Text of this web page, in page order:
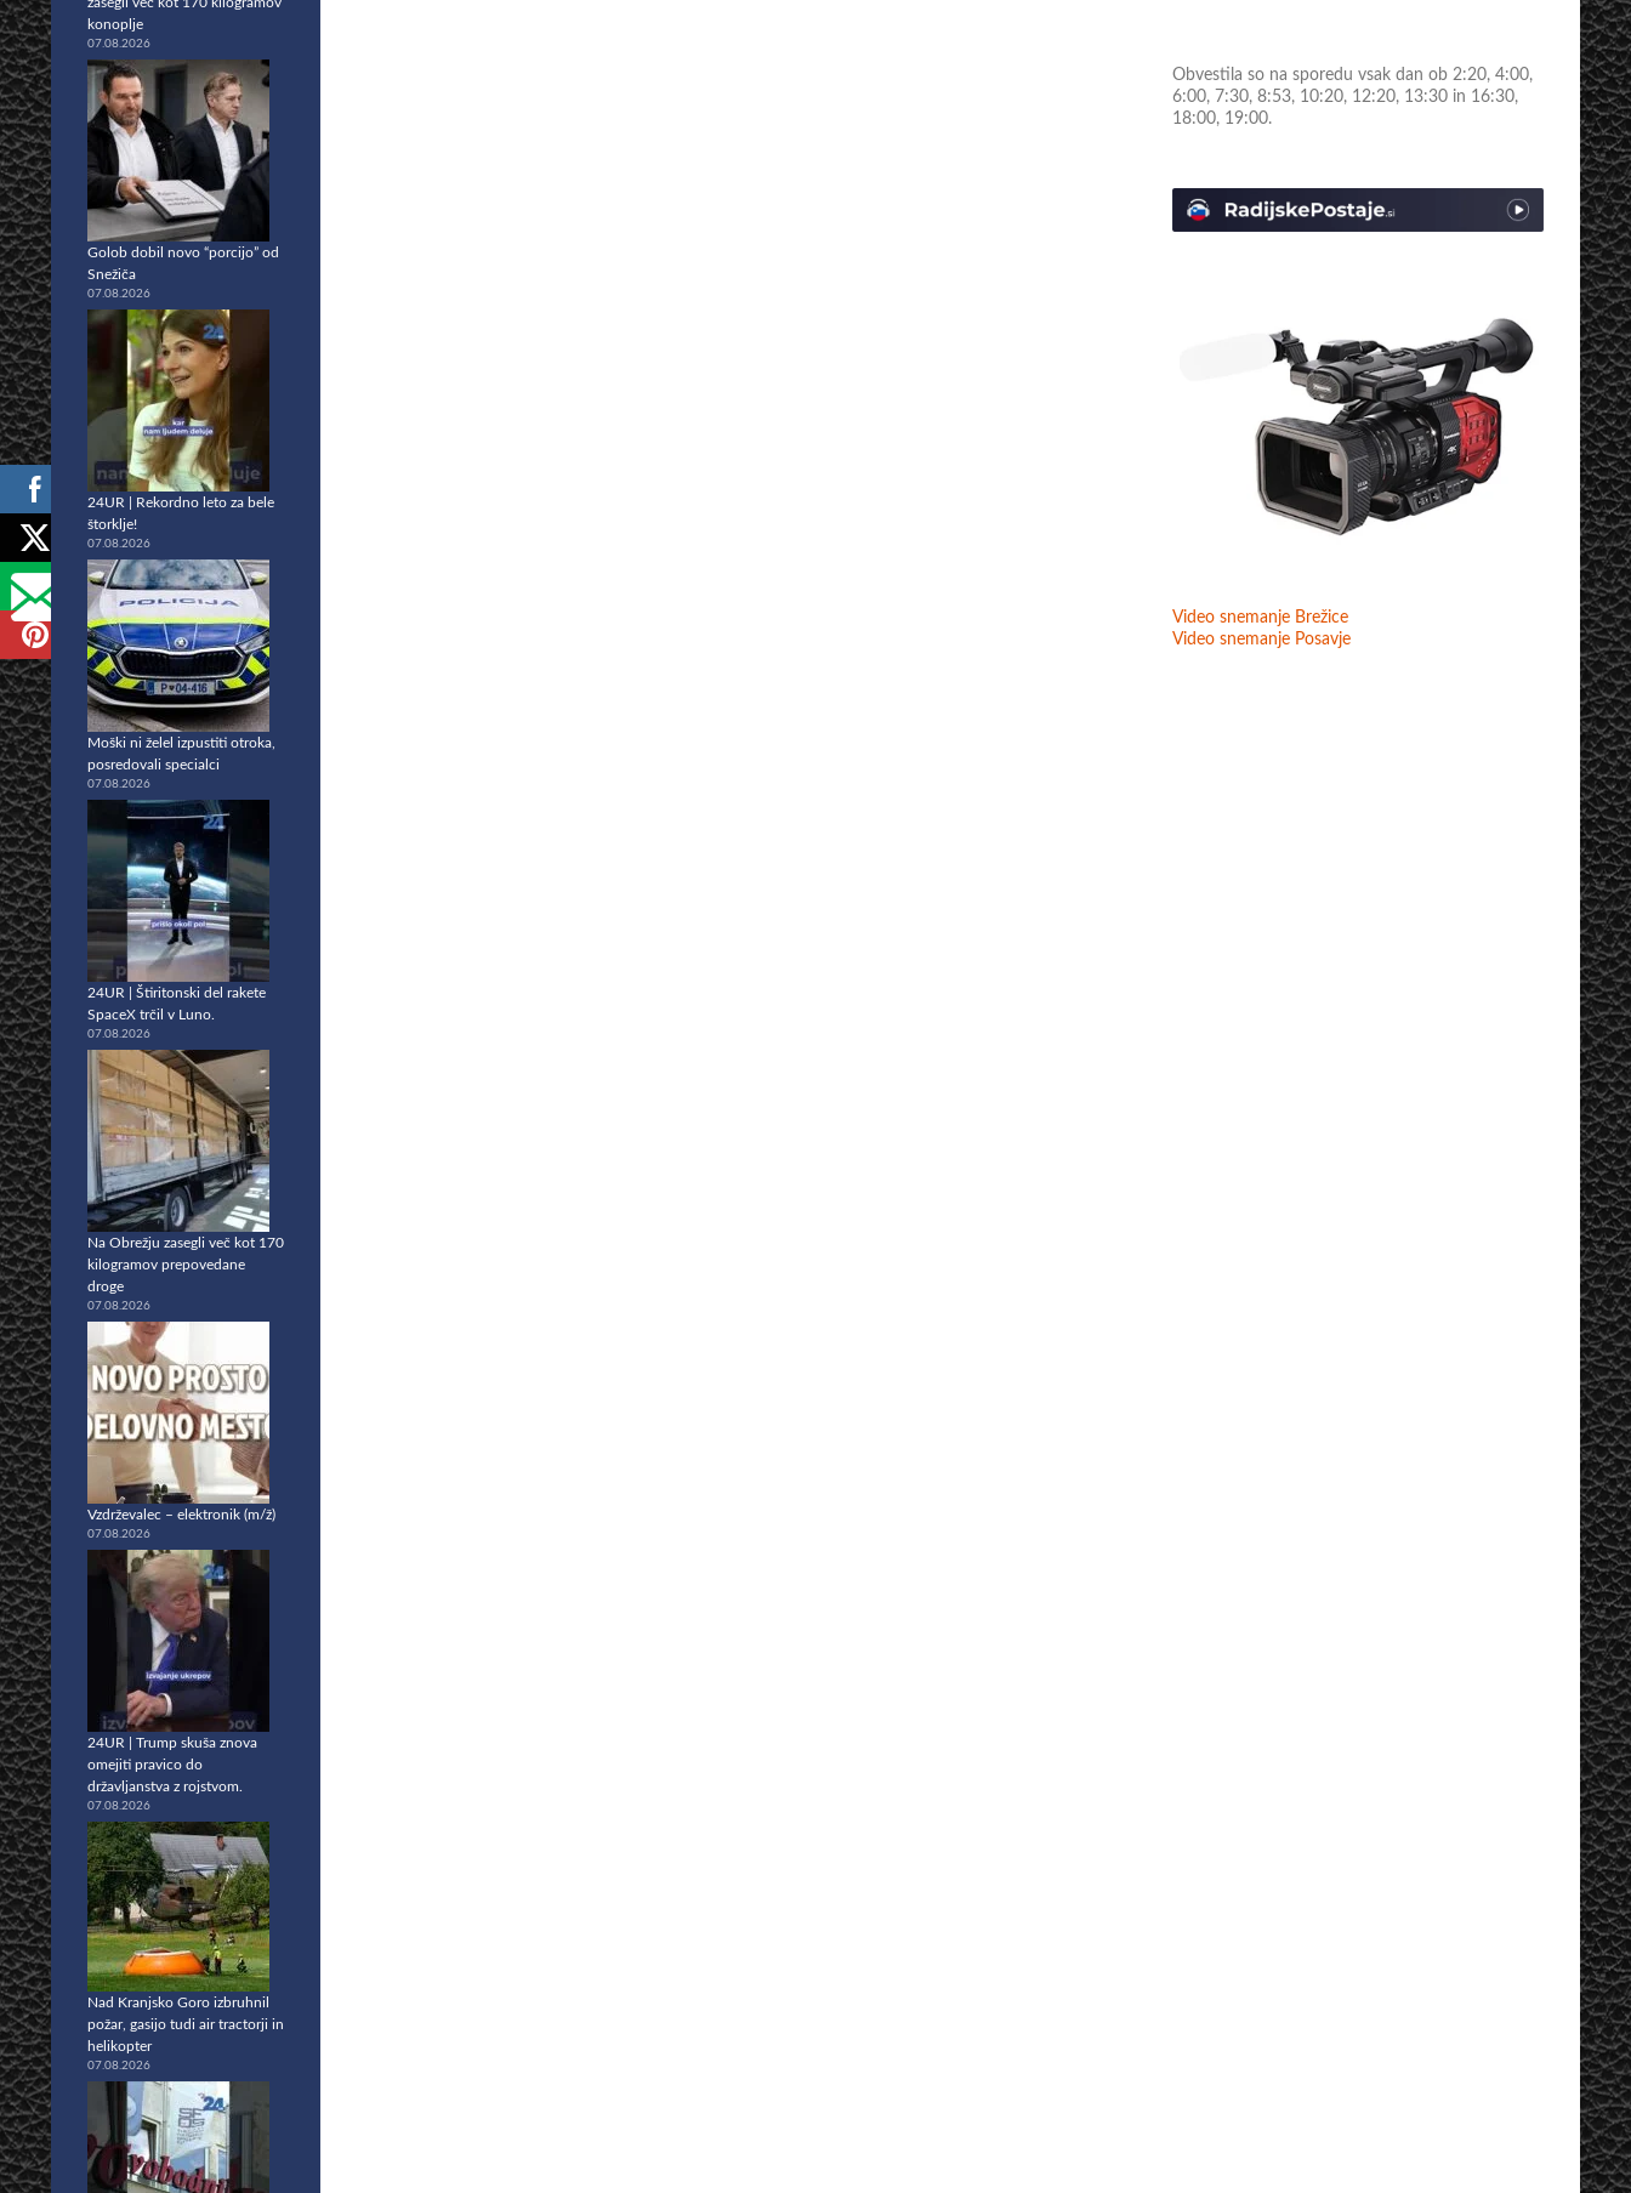
Obvestila so na sporedu vsak dan ob 2:20, 4:00,
6:00, 7:30, 8:53, 10:20, 12:20, 13:30 in 16:30,
18:00, 19:00.
Video snemanje Brežice
Video snemanje Posavje
konoplje
07.08.2026
Golob dobil novo “porcijo” od
Snežiča
07.08.2026
24UR | Rekordno leto za bele
štorklje!
07.08.2026
Moški ni želel izpustiti otroka,
posredovali specialci
07.08.2026
24UR | Štiritonski del rakete
SpaceX trčil v Luno.
07.08.2026
Na Obrežju zasegli več kot 170
kilogramov prepovedane
droge
07.08.2026
Vzdrževalec – elektronik (m/ž)
07.08.2026
24UR | Trump skuša znova
omejiti pravico do
državljanstva z rojstvom.
07.08.2026
Nad Kranjsko Goro izbruhnil
požar, gasijo tudi air tractorji in
helikopter
07.08.2026